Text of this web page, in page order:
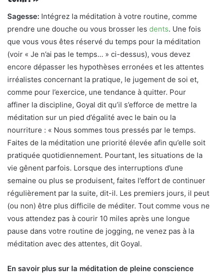
Sagesse: Intégrez la méditation à votre routine, comme
prendre une douche ou vous brosser les dents. Une fois
que vous vous êtes réservé du temps pour la méditation
(voir « Je n’ai pas le temps… » ci-dessus), vous devez
encore dépasser les hypothèses erronées et les attentes
irréalistes concernant la pratique, le jugement de soi et,
comme pour l’exercice, une tendance à quitter. Pour
affiner la discipline, Goyal dit qu’il s’efforce de mettre la
méditation sur un pied d’égalité avec le bain ou la
nourriture : « Nous sommes tous pressés par le temps.
Faites de la méditation une priorité élevée afin qu’elle soit
pratiquée quotidiennement. Pourtant, les situations de la
vie gênent parfois. Lorsque des interruptions d’une
semaine ou plus se produisent, faites l’effort de continuer
régulièrement par la suite, dit-il. Les premiers jours, il peut
(ou non) être plus difficile de méditer. Tout comme vous ne
vous attendez pas à courir 10 miles après une longue
pause dans votre routine de jogging, ne venez pas à la
méditation avec des attentes, dit Goyal.
En savoir plus sur la méditation de pleine conscience